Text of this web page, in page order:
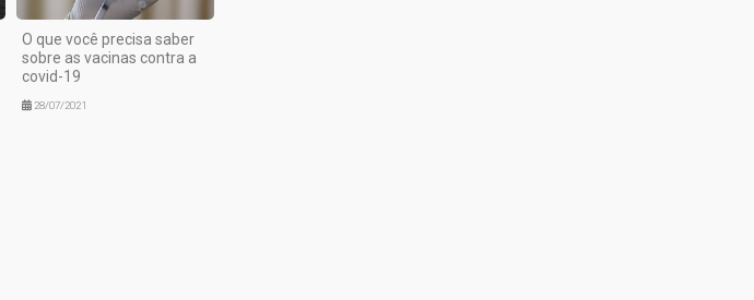
O que você precisa saber
sobre as vacinas contra a
covid-19
28/07/2021